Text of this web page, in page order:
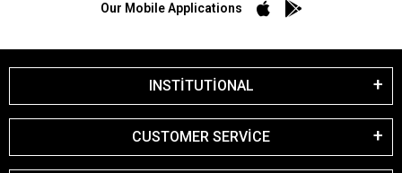
Our Mobile Applications
INSTİTUTİONAL
CUSTOMER SERVİCE